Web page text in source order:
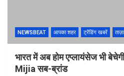
NEWSBEAT आपका शहर ट्रेंडिंग खबरें
भारत में अब होम एप्लायंसेज भी
Mijia सब-ब्रांड